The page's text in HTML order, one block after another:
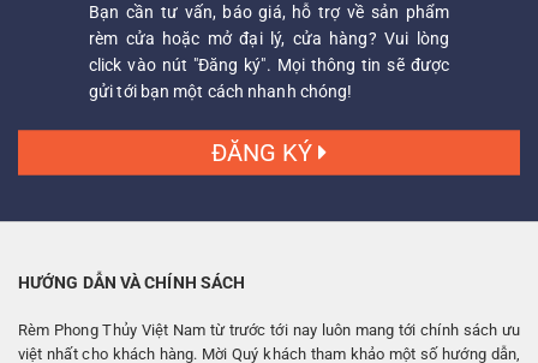
Bạn cần tư vấn, báo giá, hỗ trợ về sản phẩm
rèm cửa hoặc mở đại lý, cửa hàng? Vui lòng
click vào nút "Đăng ký". Mọi thông tin sẽ được
gửi tới bạn một cách nhanh chóng!
ĐĂNG KÝ
HƯỚNG DẪN VÀ CHÍNH SÁCH
Rèm Phong Thủy Việt Nam từ trước tới nay luôn mang tới chính sách ưu
việt nhất cho khách hàng. Mời Quý khách tham khảo một số hướng dẫn,